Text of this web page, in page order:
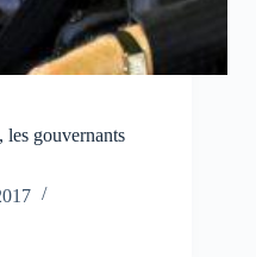
les gouvernants